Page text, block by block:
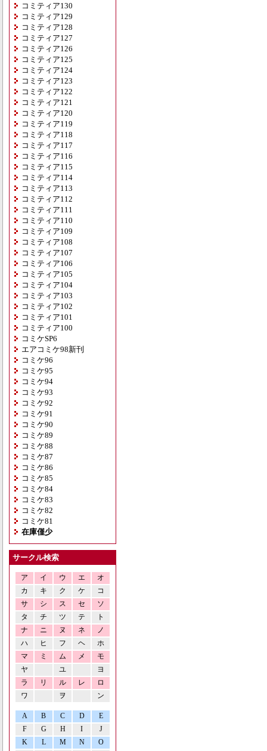
コミティア130
コミティア129
コミティア128
コミティア127
コミティア126
コミティア125
コミティア124
コミティア123
コミティア122
コミティア121
コミティア120
コミティア119
コミティア118
コミティア117
コミティア116
コミティア115
コミティア114
コミティア113
コミティア112
コミティア111
コミティア110
コミティア109
コミティア108
コミティア107
コミティア106
コミティア105
コミティア104
コミティア103
コミティア102
コミティア101
コミティア100
コミケSP6
エアコミケ98新刊
コミケ96
コミケ95
コミケ94
コミケ93
コミケ92
コミケ91
コミケ90
コミケ89
コミケ88
コミケ87
コミケ86
コミケ85
コミケ84
コミケ83
コミケ82
コミケ81
在庫僅少
サークル検索
ア イ ウ エ
オ
カ
キ ク ケ
コ
サ
シ ス セ
ソ
タ
チ ツ テ
ト
ナ
ニ ヌ ネ
ノ
ハ
ヒ フ ヘ
ホ
マ
ミ ム メ
モ
ヤ
ユ
ヨ
ラ
リ ル レ
ロ
ワ
ヲ ン
A B C D
E
F
G H I
J
K
L M N O